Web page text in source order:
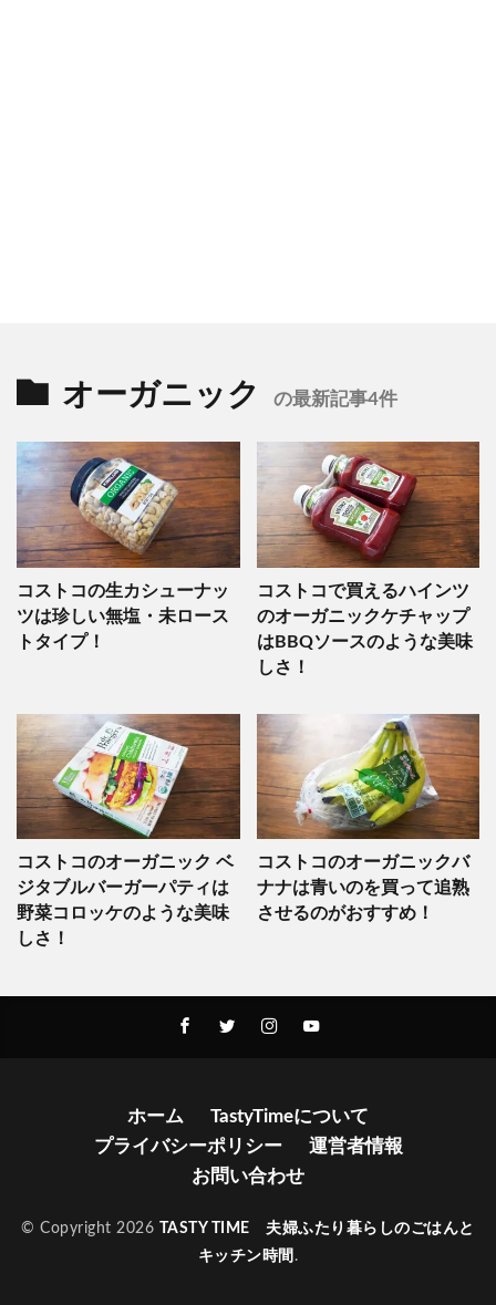
オーガニック の最新記事4件
コストコの生カシューナッ
ツは珍しい無塩・未ロース
トタイプ！
コストコで買えるハインツ
のオーガニックケチャップ
はBBQソースのような美味
しさ！
コストコのオーガニック ベ
ジタブルバーガーパティは
野菜コロッケのような美味
しさ！
コストコのオーガニックバ
ナナは青いのを買って追熟
させるのがおすすめ！
ホーム
TastyTimeについて
プライバシーポリシー
運営者情報
お問い合わせ
© Copyright 2026 TASTY TIME 夫婦ふたり暮らしのごはんと
キッチン時間 .